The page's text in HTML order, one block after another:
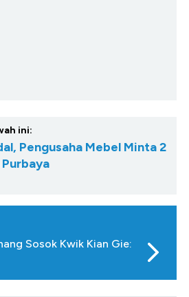
ini:
Pengusaha Mebel Minta 2
Sosok Kwik Kian Gie: